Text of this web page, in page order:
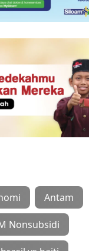
Antam
Nonsubsidi